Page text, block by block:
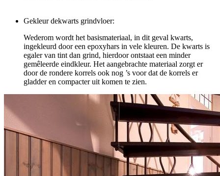
Gekleur dekwarts grindvloer:
Wederom wordt het basismateriaal, in dit geval kwarts,
ingekleurd door een epoxyhars in vele kleuren. De kwarts is
egaler van tint dan grind, hierdoor ontstaat een minder
gemêleerde eindkleur. Het aangebrachte materiaal zorgt er
door de rondere korrels ook nog ’s voor dat de korrels er
gladder en compacter uit komen te zien.